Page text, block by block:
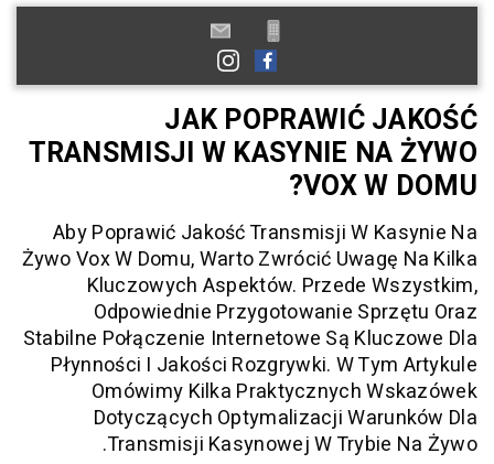
JAK POPRAWIĆ
TRANSMISJI W KASYNIE
VOX
Aby Poprawić Jakość Transmisji W
Żywo Vox W Domu, Warto Zwrócić
Kluczowych Aspektów. Przede
Odpowiednie Przygotowanie
Stabilne Połączenie Internetowe Są
Płynności I Jakości Rozgrywki. W
Omówimy Kilka Praktycznych
Dotyczących Optymalizacji
Transmisji Kasynowej W